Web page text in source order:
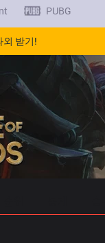
PUBG
외 받기!